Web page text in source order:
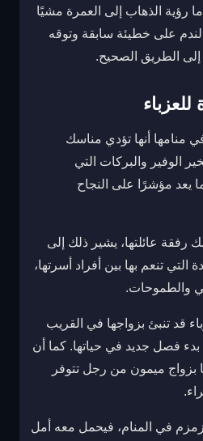
رؤية الذهاب إلى العمرة مشيًا
على خطيئة سابقة وتوقه
إلى الطريق الصحيح.
منامها أنها تؤدي مناسك
الوفير والبركات التي
يعد مؤشرًا على النجاح
عائلتها، يشير ذلك إلى
التي تنعم بها بين أفراد أسرتها،
والطموحات.
قد تنبئ بزواجها في القريب
فصل جديد في حياتها. كما أن
بزواج ميمون من رجل تتوفر
في المنام، فيحمل معه أمل